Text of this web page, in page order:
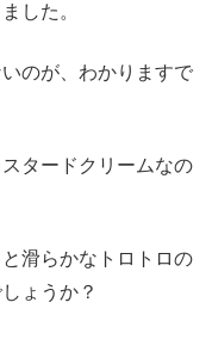
した。
のが、わかりますで
タードクリームなの
滑らかなトロトロの
ょうか？